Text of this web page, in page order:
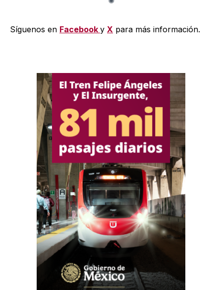
Síguenos en Facebook y X para más información.